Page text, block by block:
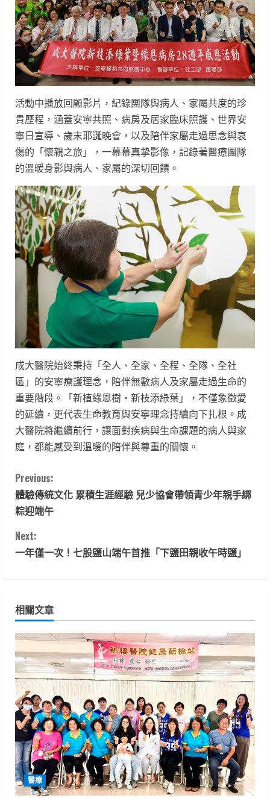
活動中播放回顧影片，紀錄團隊與病人、家屬共度的珍
貴歷程，涵蓋安寧共照、病房及居家臨床照護、世界安
寧日宣導、歲末耶誕晚會，以及陪伴家屬走過思念與哀
傷的「懷親之旅」，一幕幕真摯影像，記錄著醫療團隊
的溫暖身影與病人、家屬的深切回饋。
成大醫院始終秉持「全人、全家、全程、全隊、全社
區」的安寧療護理念，陪伴無數病人及家屬走過生命的
重要階段。「新植緣恩樹・新枝添綠葉」，不僅象徵愛
的延續，更代表生命教育與安寧理念持續向下扎根。成
大醫院將繼續前行，讓面對疾病與生命課題的病人與家
庭，都能感受到溫暖的陪伴與尊重的關懷。
C
o
n
t
n
u
e
R
e
a
d
i
Previous:
體驗傳統文化 累積生涯經驗 兒少協會帶領青少年親手綁
粽迎端午
Next:
一年僅一次！七股鹽山端午首推「下鹽田親收午時鹽」
相關文章
醫療